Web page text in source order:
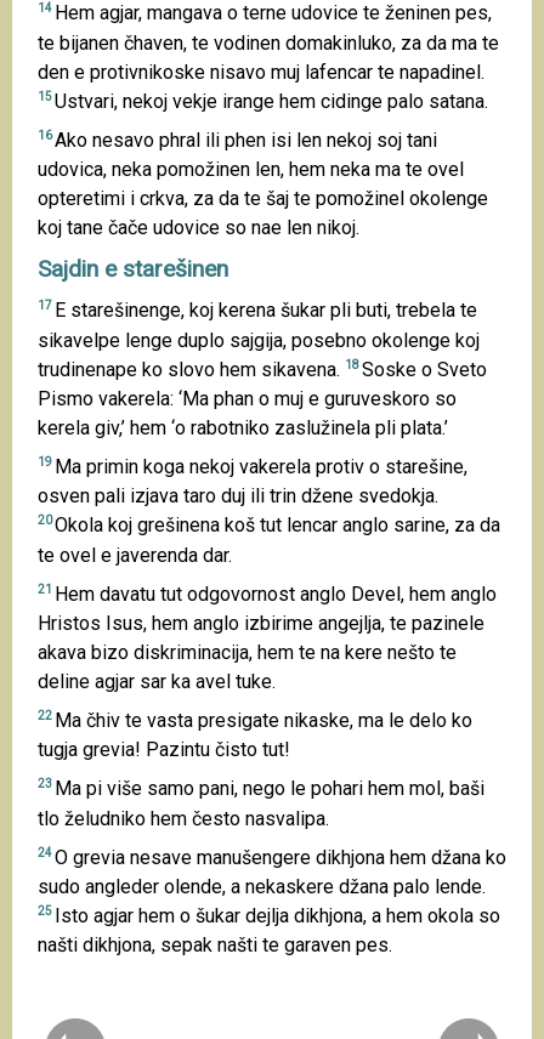
14 Hem agjar, mangava o terne udovice te ženinen pes,
te bijanen čhaven, te vodinen domakinluko, za da ma te
den e protivnikoske nisavo muj lafencar te napadinel.
15Ustvari, nekoj vekje irange hem cidinge palo satana.
16Ako nesavo phral ili phen isi len nekoj soj tani
udovica, neka pomožinen len, hem neka ma te ovel
opteretimi i crkva, za da te šaj te pomožinel okolenge
koj tane čače udovice so nae len nikoj.
Sajdin e starešinen
17 E starešinenge, koj kerena šukar pli buti, trebela te
sikavelpe lenge duplo sajgija, posebno okolenge koj
trudinenape ko slovo hem sikavena. 18Soske o Sveto
Pismo vakerela: ‘Ma phan o muj e guruveskoro so
kerela giv,’ hem ‘o rabotniko zaslužinela pli plata.’
19 Ma primin koga nekoj vakerela protiv o starešine,
osven pali izjava taro duj ili trin džene svedokja.
20Okola koj grešinena koš tut lencar anglo sarine, za da
te ovel e javerenda dar.
21 Hem davatu tut odgovornost anglo Devel, hem anglo
Hristos Isus, hem anglo izbirime angejlja, te pazinele
akava bizo diskriminacija, hem te na kere nešto te
deline agjar sar ka avel tuke.
22 Ma čhiv te vasta presigate nikaske, ma le delo ko
tugja grevia! Pazintu čisto tut!
23 Ma pi više samo pani, nego le pohari hem mol, baši
tlo želudniko hem često nasvalipa.
24O grevia nesave manušengere dikhjona hem džana ko
sudo angleder olende, a nekaskere džana palo lende.
25
Isto agjar hem o šukar dejlja dikhjona, a hem okola so
našti dikhjona, sepak našti te garaven pes.